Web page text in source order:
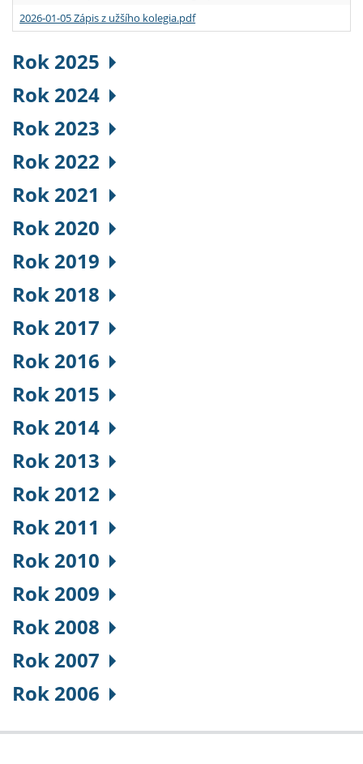
2026-01-05 Zápis z užšího kolegia.pdf
Rok 2025
Rok 2024
Rok 2023
Rok 2022
Rok 2021
Rok 2020
Rok 2019
Rok 2018
Rok 2017
Rok 2016
Rok 2015
Rok 2014
Rok 2013
Rok 2012
Rok 2011
Rok 2010
Rok 2009
Rok 2008
Rok 2007
Rok 2006